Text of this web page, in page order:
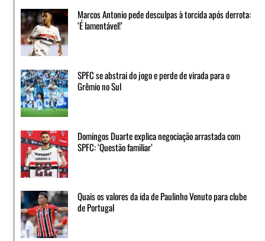
Marcos Antonio pede desculpas à torcida após derrota:
‘É lamentável!’
SPFC se abstrai do jogo e perde de virada para o
Grêmio no Sul
Domingos Duarte explica negociação arrastada com
SPFC: ‘Questão familiar’
Quais os valores da ida de Paulinho Venuto para clube
de Portugal